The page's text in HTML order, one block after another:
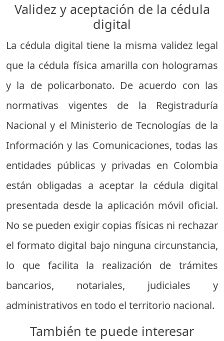
Validez y aceptación de la cédula
digital
La cédula digital tiene la misma validez legal
que la cédula física amarilla con hologramas
y la de policarbonato. De acuerdo con las
normativas vigentes de la Registraduría
Nacional y el Ministerio de Tecnologías de la
Información y las Comunicaciones, todas las
entidades públicas y privadas en Colombia
están obligadas a aceptar la cédula digital
presentada desde la aplicación móvil oficial.
No se pueden exigir copias físicas ni rechazar
el formato digital bajo ninguna circunstancia,
lo que facilita la realización de trámites
bancarios, notariales, judiciales y
administrativos en todo el territorio nacional.
También te puede interesar